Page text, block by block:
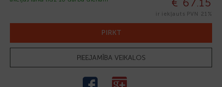
ir iekļauts PVN 21%
PIRKT
PIEEJAMĪBA VEIKALOS